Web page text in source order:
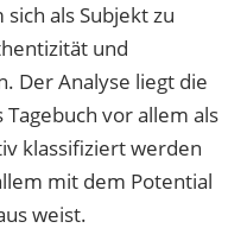
als Subjekt zu
und
Der Analyse liegt die
vor allem als
klassifiziert werden
mit dem Potential
weist.